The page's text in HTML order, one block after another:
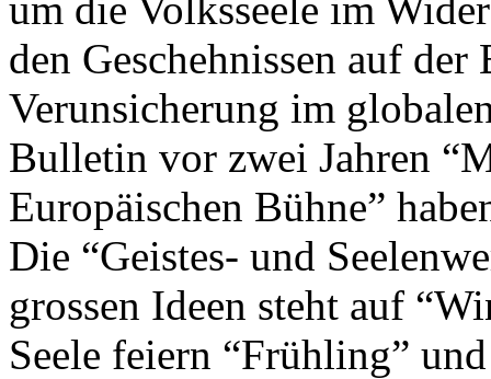
den Geschehnissen auf
Verunsicherung im
Bulletin vor zwei Jahren
Europäischen Bühne”
Die “Geistes- und
grossen Ideen steht auf
Seele feiern “Frühling”